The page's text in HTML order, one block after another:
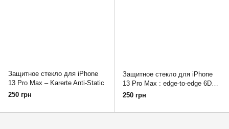
Защитное стекло для iPhone
13 Pro Max – Karerte Anti-Static
250 грн
Защитное стекло для iPhone
13 Pro Max : edge-to-edge 6D
Anti-Static
250 грн